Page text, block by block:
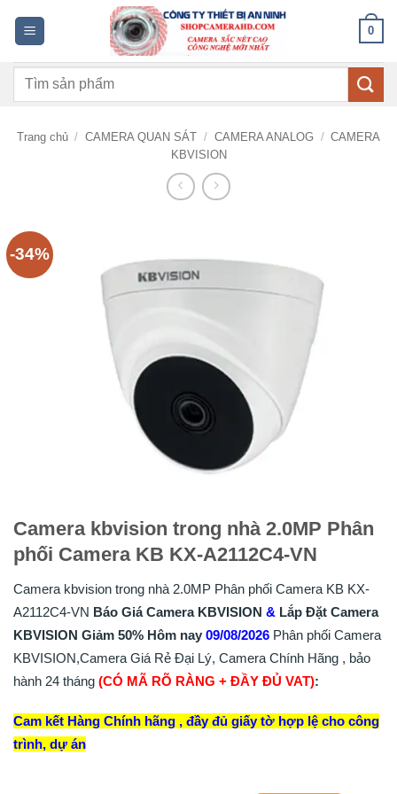
dung
0
Tìm
Trang chủ / CAMERA QUAN SÁT / CAMERA ANALOG / CAMERA
KBVISION
-34%
Camera kbvision trong nhà 2.0MP Phân
phối Camera KB KX-A2112C4-VN
Camera kbvision trong nhà 2.0MP Phân phối Camera KB KX-
A2112C4-VN Báo Giá Camera KBVISION & Lắp Đặt Camera
KBVISION Giảm 50% Hôm nay 09/08/2026 Phân phối Camera
KBVISION,Camera Giá Rẻ Đại Lý, Camera Chính Hãng , bảo
hành 24 tháng (CÓ MÃ RÕ RÀNG + ĐẦY ĐỦ VAT):
Cam kết Hàng Chính hãng , đầy đủ giấy tờ hợp lệ cho công
trình, dự án